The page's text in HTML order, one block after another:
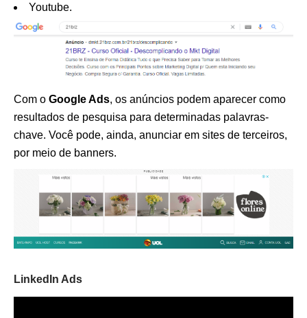
Youtube.
Com o Google Ads, os anúncios podem aparecer como
resultados de pesquisa para determinadas palavras-
chave. Você pode, ainda, anunciar em sites de terceiros,
por meio de banners.
LinkedIn Ads